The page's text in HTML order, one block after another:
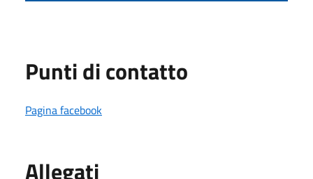
Punti di contatto
Pagina facebook
Allegati